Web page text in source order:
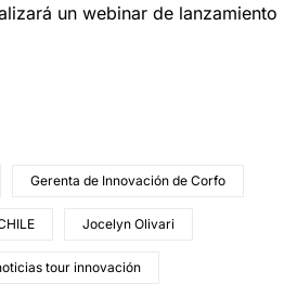
un webinar de lanzamiento
Gerenta de Innovación de Corfo
Jocelyn Olivari
tour innovación